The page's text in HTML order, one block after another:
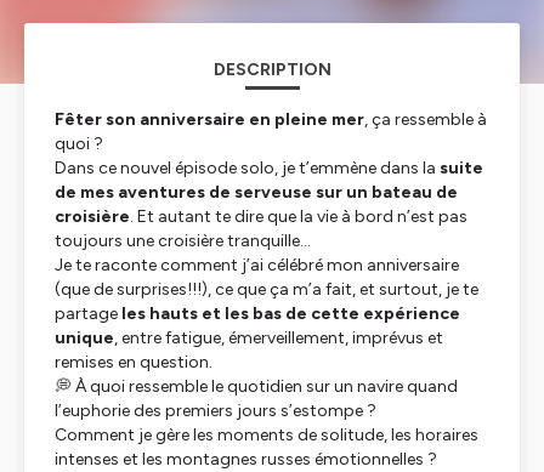
DESCRIPTION
Fêter son anniversaire en pleine mer, ça ressemble à
quoi ?
Dans ce nouvel épisode solo, je t’emmène dans la suite
de mes aventures de serveuse sur un bateau de
croisière. Et autant te dire que la vie à bord n’est pas
toujours une croisière tranquille…
Je te raconte comment j’ai célébré mon anniversaire
(que de surprises!!!), ce que ça m’a fait, et surtout, je te
partage les hauts et les bas de cette expérience
unique, entre fatigue, émerveillement, imprévus et
remises en question.
💭 À quoi ressemble le quotidien sur un navire quand
l’euphorie des premiers jours s’estompe ?
Comment je gère les moments de solitude, les horaires
intenses et les montagnes russes émotionnelles ?